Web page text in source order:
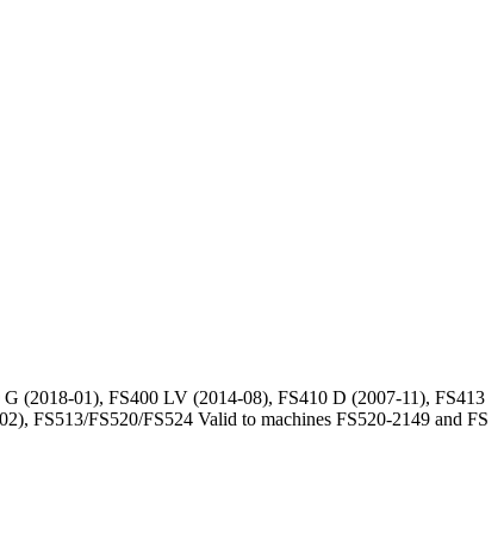
(2018-01), FS400 LV (2014-08), FS410 D (2007-11), FS413
FS513/FS520/FS524 Valid to machines FS520-2149 and FS